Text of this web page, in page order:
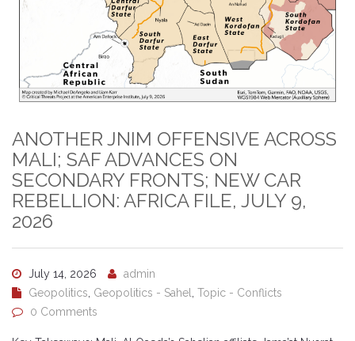
ANOTHER JNIM OFFENSIVE ACROSS
MALI; SAF ADVANCES ON
SECONDARY FRONTS; NEW CAR
REBELLION: AFRICA FILE, JULY 9,
2026
July 14, 2026
admin
Geopolitics Geopolitics - Sahel
Topic - Conflicts
0 Comments